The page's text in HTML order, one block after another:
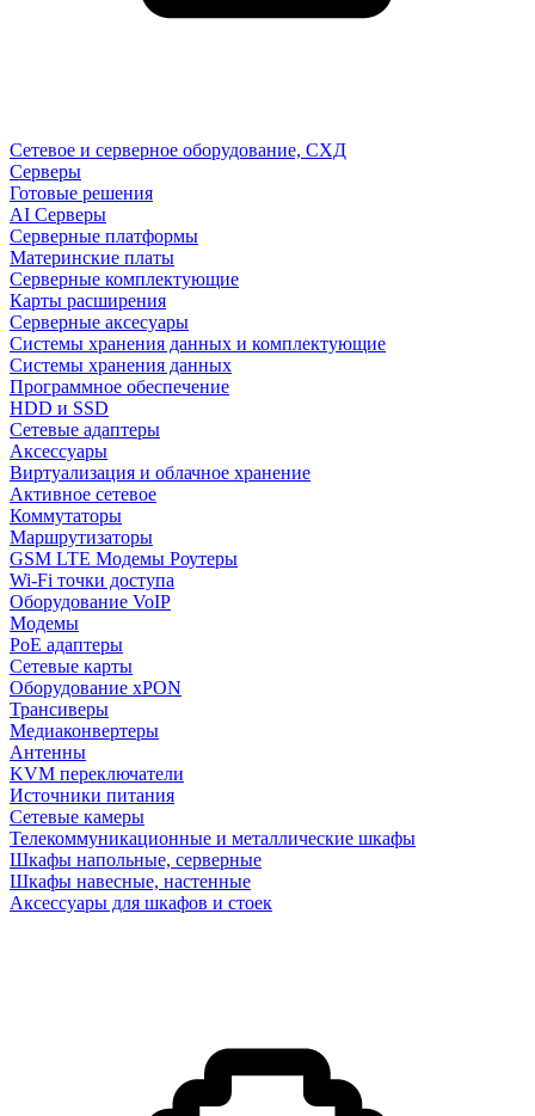
Сетевое и серверное оборудование, СХД
Cерверы
Готовые решения
AI Серверы
Серверные платформы
Материнские платы
Серверные комплектующие
Карты расширения
Серверные аксесуары
Системы хранения данных и комплектующие
Системы хранения данных
Программное обеспечение
HDD и SSD
Сетевые адаптеры
Аксессуары
Виртуализация и облачное хранение
Активное сетевое
Коммутаторы
Маршрутизаторы
GSM LTE Модемы Роутеры
Wi-Fi точки доступа
Оборудование VoIP
Модемы
PoE адаптеры
Сетевые карты
Оборудование xPON
Трансиверы
Медиаконвертеры
Антенны
KVM переключатели
Источники питания
Сетевые камеры
Телекоммуникационные и металлические шкафы
Шкафы напольные, серверные
Шкафы навесные, настенные
Аксессуары для шкафов и стоек